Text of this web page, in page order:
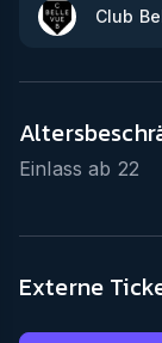
Club
Einlass ab 22
Externe